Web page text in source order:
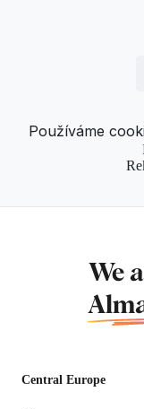
Používáme
We
Central Europe